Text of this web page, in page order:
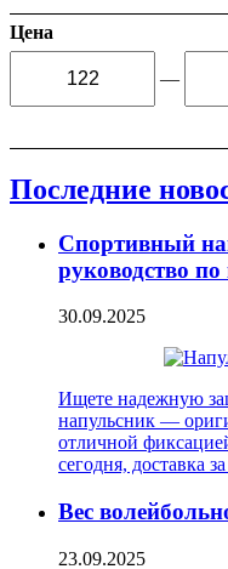
Цена
—
Последние
Спортивный
руководство
30.09.2025
Ищете надежную
напульсник —
отличной
сегодня, доставка
Вес
23.09.2025